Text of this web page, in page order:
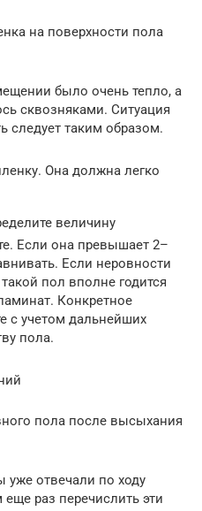
на поверхности пола
было очень тепло, а
сквозняками. Ситуация
следует таким образом.
Она должна легко
величину
Если она превышает 2–
Если неровности
пол вполне годится
Конкретное
с учетом дальнейших
пола.
пола после высыхания
уже отвечали по ходу
раз перечислить эти